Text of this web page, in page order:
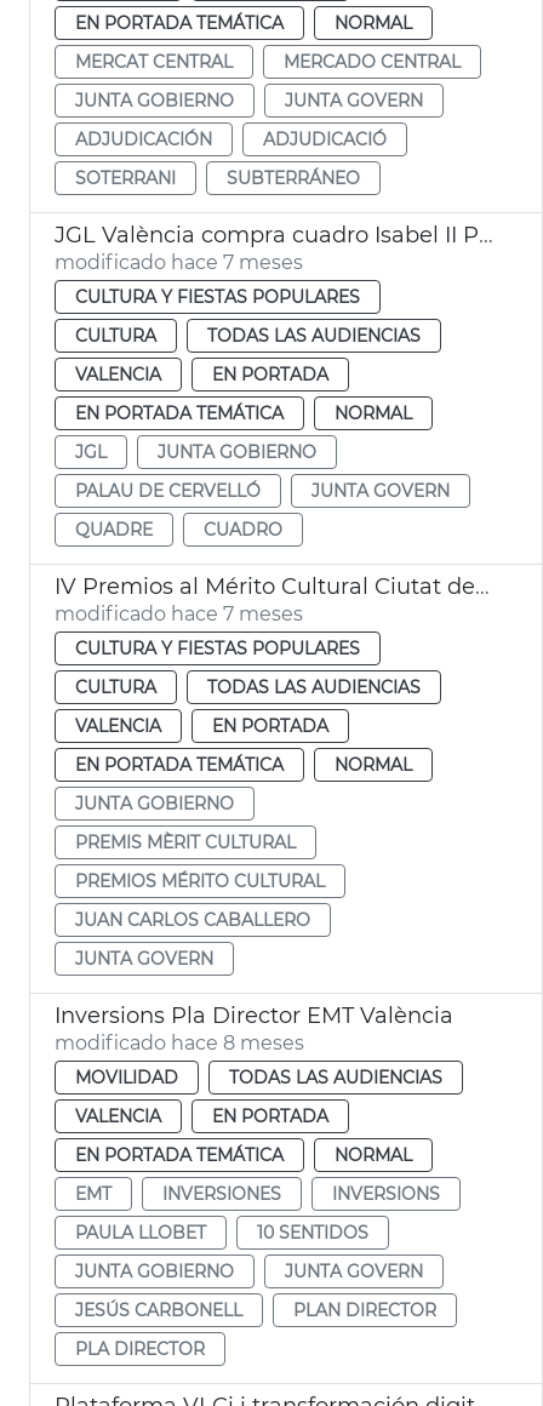
EN PORTADA TEMÁTICA
NORMAL
MERCAT CENTRAL
MERCADO CENTRAL
JUNTA GOBIERNO
JUNTA GOVERN
ADJUDICACIÓN
ADJUDICACIÓ
SOTERRANI
SUBTERRÁNEO
JGL València compra cuadro Isabel II Palau de Cervelló
modificado hace 7 meses
CULTURA Y FIESTAS POPULARES
CULTURA
TODAS LAS AUDIENCIAS
VALENCIA
EN PORTADA
EN PORTADA TEMÁTICA
NORMAL
JGL
JUNTA GOBIERNO
PALAU DE CERVELLÓ
JUNTA GOVERN
QUADRE
CUADRO
IV Premios al Mérito Cultural Ciutat de València
modificado hace 7 meses
CULTURA Y FIESTAS POPULARES
CULTURA
TODAS LAS AUDIENCIAS
VALENCIA
EN PORTADA
EN PORTADA TEMÁTICA
NORMAL
JUNTA GOBIERNO
PREMIS MÈRIT CULTURAL
PREMIOS MÉRITO CULTURAL
JUAN CARLOS CABALLERO
JUNTA GOVERN
Inversions Pla Director EMT València
modificado hace 8 meses
MOVILIDAD
TODAS LAS AUDIENCIAS
VALENCIA
EN PORTADA
EN PORTADA TEMÁTICA
NORMAL
EMT
INVERSIONES
INVERSIONS
PAULA LLOBET
10 SENTIDOS
JUNTA GOBIERNO
JUNTA GOVERN
JESÚS CARBONELL
PLAN DIRECTOR
PLA DIRECTOR